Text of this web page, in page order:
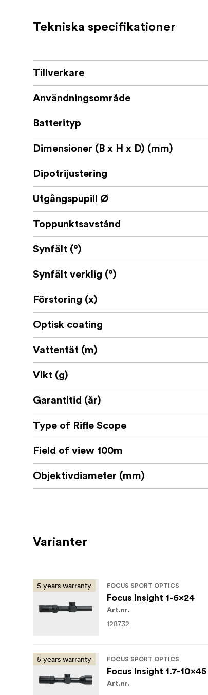
Gevärskikare
Handbok
Tekniska specifikationer
Tillverkare
Användningsområde
Batterityp
Dimensioner (B x H x D) (mm)
Dipotrijustering
Utgångspupill Ø
Toppunktsavstånd
Synfält (°)
Synfält verklig (°)
Förstoring (x)
Optisk coating
Vattentät (m)
Vikt (g)
Garantitid (år)
Type of Rifle Scope
Field of view 100m
Objektivdiameter (mm)
Varianter
5 years warranty FOCUS SPORT OPTICS
Focus Insight 1-6x24
Art.nr.
128732
5 years warranty FOCUS SPORT OPTICS
Focus Insight 1.7-10x45
Art.nr.